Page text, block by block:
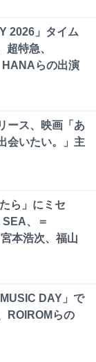
2026」タイム
特急、
HANAらの出演
ース、映画「あ
会いたい。」主
ら」にミセ
、＝
本浩次、福山
DAY」で
ROIROMらの